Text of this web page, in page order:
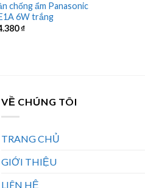
chống ẩm Panasonic
6W trắng
₫Giá
VỀ CHÚNG TÔI
TRANG CHỦ
GIỚI THIỆU
LIÊN HỆ